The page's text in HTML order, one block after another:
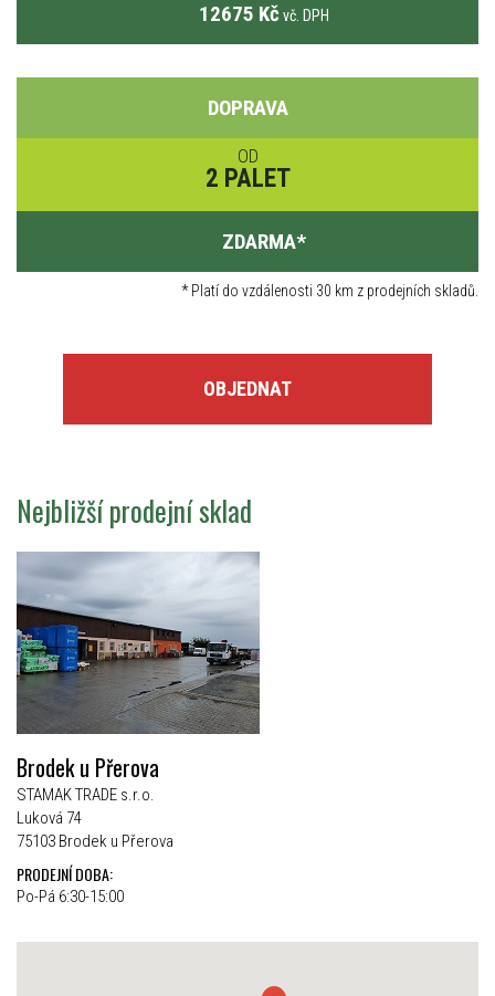
12675 Kč vč. DPH
DOPRAVA
OD
2 PALET
ZDARMA*
*Platí do vzdálenosti 30 km z prodejních skladů.
OBJEDNAT
Nejbližší prodejní sklad
Brodek u Přerova
STAMAK TRADE s.r.o.
Luková 74
75103 Brodek u Přerova
PRODEJNÍ DOBA:
Po-Pá 6:30-15:00